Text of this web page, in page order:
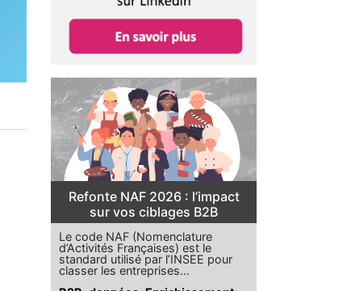
Refonte NAF 2026 : l’impact
sur vos ciblages B2B
Le code NAF (Nomenclature
d’Activités Françaises) est le
standard utilisé par l’INSEE pour
classer les entreprises…